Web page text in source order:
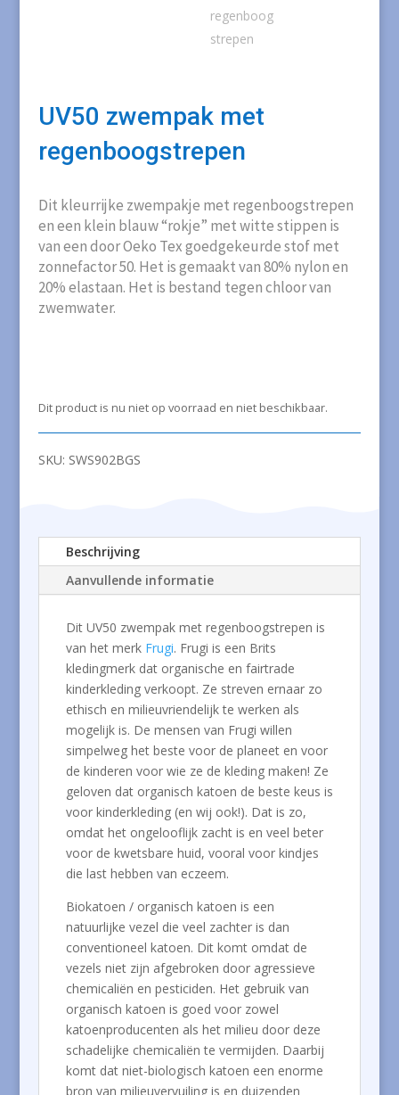
UV50 zwempak met
regenboogstrepen
Dit kleurrijke zwempakje met regenboogstrepen
en een klein blauw “rokje” met witte stippen is
van een door Oeko Tex goedgekeurde stof met
zonnefactor 50. Het is gemaakt van 80% nylon en
20% elastaan. Het is bestand tegen chloor van
zwemwater.
Dit product is nu niet op voorraad en niet beschikbaar.
SKU: SWS902BGS
Beschrijving
Aanvullende informatie
Dit UV50 zwempak met regenboogstrepen is
van het merk Frugi. Frugi is een Brits
kledingmerk dat organische en fairtrade
kinderkleding verkoopt. Ze streven ernaar zo
ethisch en milieuvriendelijk te werken als
mogelijk is. De mensen van Frugi willen
simpelweg het beste voor de planeet en voor
de kinderen voor wie ze de kleding maken! Ze
geloven dat organisch katoen de beste keus is
voor kinderkleding (en wij ook!). Dat is zo,
omdat het ongelooflijk zacht is en veel beter
voor de kwetsbare huid, vooral voor kindjes
die last hebben van eczeem.
Biokatoen / organisch katoen is een
natuurlijke vezel die veel zachter is dan
conventioneel katoen. Dit komt omdat de
vezels niet zijn afgebroken door agressieve
chemicaliën en pesticiden. Het gebruik van
organisch katoen is goed voor zowel
katoenproducenten als het milieu door deze
schadelijke chemicaliën te vermijden. Daarbij
komt dat niet-biologisch katoen een enorme
bron van milieuvervuiling is en duizenden